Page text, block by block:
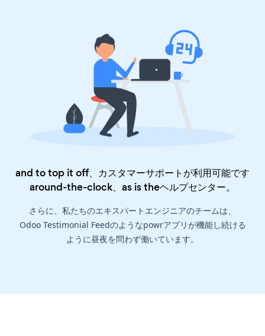
and to top it off、カスタマーサポートが利用可能です
around-the-clock、as is theヘルプセンター。
さらに、私たちのエキスパートエンジニアのチームは、
Odoo Testimonial Feedのようなpowrアプリが機能し続ける
ように昼夜を問わず働いています。